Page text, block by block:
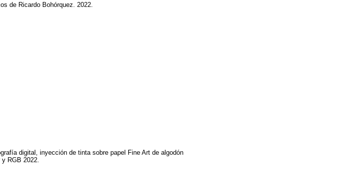
de Ricardo Bohórquez. 2022.
digital, inyección de tinta sobre papel Fine Art de algodón
y RGB 2022.